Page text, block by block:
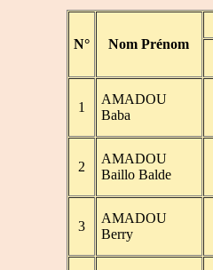
N° Nom Prénom
1
AMADOU
Baba
2
AMADOU
Baillo Balde
3
AMADOU
Berry